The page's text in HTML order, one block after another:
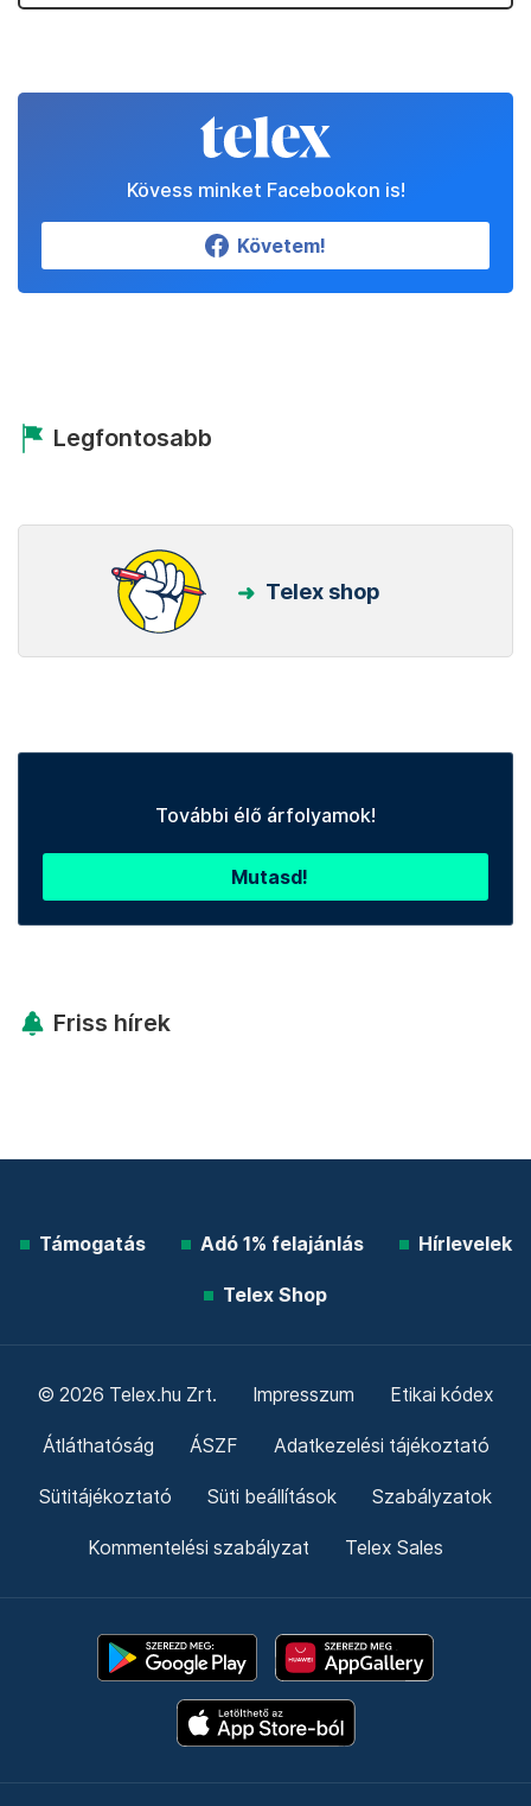
Kövess minket Facebookon is!
Követem!
Legfontosabb
Telex shop
További élő árfolyamok!
Mutasd!
Friss hírek
Támogatás Adó 1% felajánlás Hírlevelek
Telex Shop
© 2026 Telex.hu Zrt. Impresszum Etikai kódex
Átláthatóság ÁSZF Adatkezelési tájékoztató
Sütitájékoztató Süti beállítások Szabályzatok
Kommentelési szabályzat Telex Sales